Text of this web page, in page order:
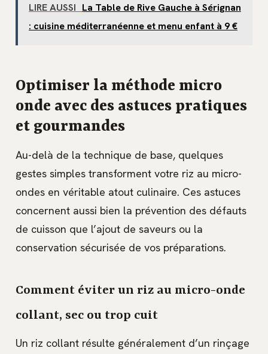
LIRE AUSSI La Table de Rive Gauche à Sérignan
: cuisine méditerranéenne et menu enfant à 9 €
Optimiser la méthode micro
onde avec des astuces pratiques
et gourmandes
Au-delà de la technique de base, quelques
gestes simples transforment votre riz au micro-
ondes en véritable atout culinaire. Ces astuces
concernent aussi bien la prévention des défauts
de cuisson que l’ajout de saveurs ou la
conservation sécurisée de vos préparations.
Comment éviter un riz au micro-onde
collant, sec ou trop cuit
Un riz collant résulte généralement d’un rinçage